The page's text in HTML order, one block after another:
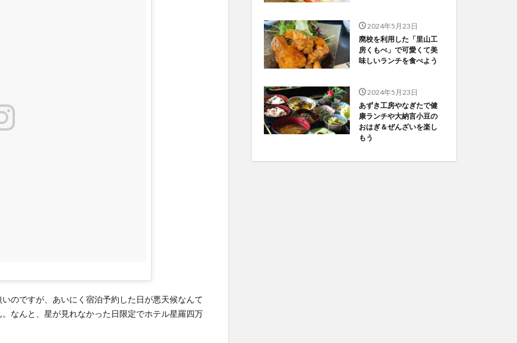
のですが、あいにく宿泊予約した日が悪天候なんて
なんと、星が見れなかった日限定でホテル星羅四万
2024年5月23日
廃校を利用した「里山工
房くもべ」で可愛くて美
味しいランチを食べよう
2024年5月23日
あずき工房やなぎたで健
康ランチや大納言小豆の
おはぎ＆ぜんざいを楽し
もう